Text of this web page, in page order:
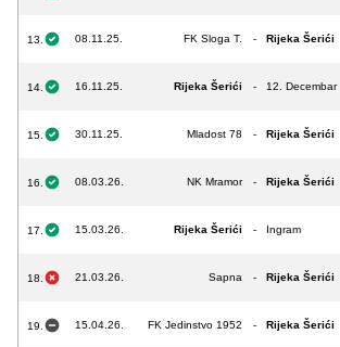
13. 08.11.25. FK Sloga T. - Rijeka Šerići
14. 16.11.25. Rijeka Šerići - 12. Decembar
15. 30.11.25. Mladost 78 - Rijeka Šerići
16. 08.03.26. NK Mramor - Rijeka Šerići
17. 15.03.26. Rijeka Šerići - Ingram
18. 21.03.26. Sapna - Rijeka Šerići
19. 15.04.26. FK Jedinstvo 1952 - Rijeka Šerići